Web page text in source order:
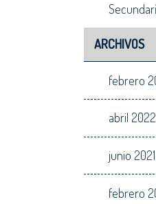
ARCHIVOS
febrero
abril 2022
junio 2021
febrero